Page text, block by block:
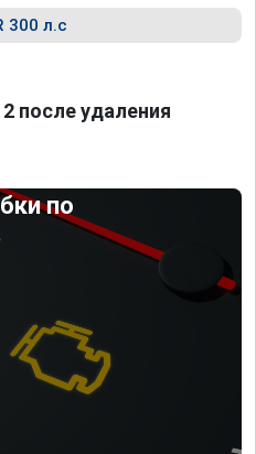
300 л.с
после удаления
по